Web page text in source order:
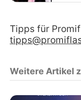
Tipps für
Weitere Artikel